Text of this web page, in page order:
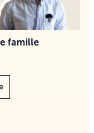
famille